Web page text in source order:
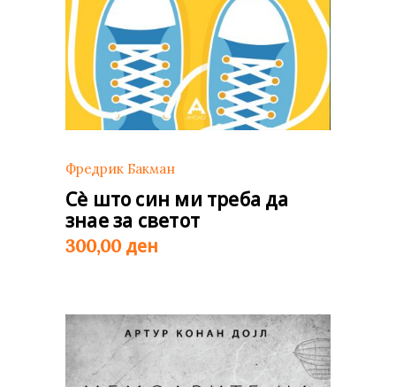
Фредрик Бакман
Сè што син ми треба да
знае за светот
300,00 ден